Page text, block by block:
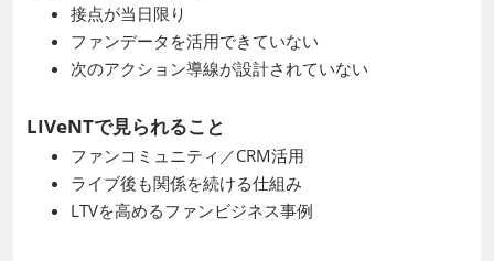
接点が当日限り
ファンデータを活用できていない
次のアクション導線が設計されていない
LIVeNTで見られること
ファンコミュニティ／CRM活用
ライブ後も関係を続ける仕組み
LTVを高めるファンビジネス事例